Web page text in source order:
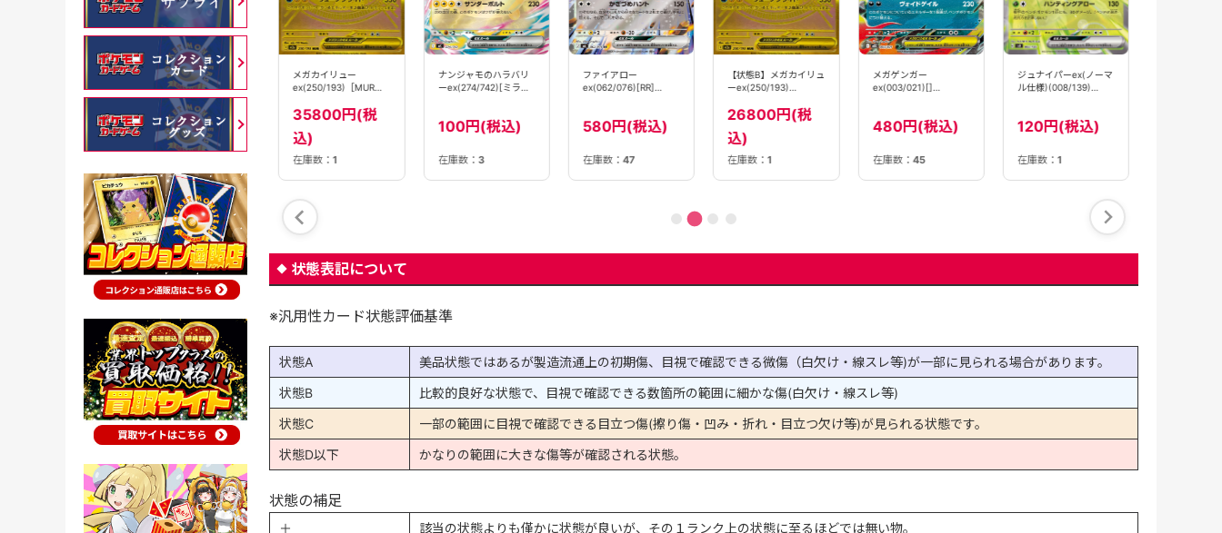
9980円(税込)
コイン『メガディアン
シーex(スターターセッ
80円(税込)
メガカイリュー
ex(250/193)［MUR］
35800円(税
込)
在庫数： 1
ナンジャモのハラバリ
ーex(274/742)[ミラー
100円(税込)
在庫数： 3
ファイアロー
ex(062/076)[RR]
580円(税込)
在庫数： 47
【状態B】メガカイリュ
ーex(250/193)
26800円(税
込)
在庫数： 1
メガゲンガー
ex(003/021)[]
480円(税込)
在庫数： 45
ジュナイパーex(ノーマ
ル仕様)(008/139)
120円(税込)
在庫数： 1
状態表記について
※汎用性カード状態評価基準
状態A
美品状態ではあるが製造流通上の初期傷、目視で確認できる微傷（白欠け・線スレ等)が一部に見られる場合があります。
状態B
比較的良好な状態で、目視で確認できる数箇所の範囲に細かな傷(白欠け・線スレ等)
状態C
一部の範囲に目視で確認できる目立つ傷(擦り傷・凹み・折れ・目立つ欠け等)が見られる状態です。
状態D以下
かなりの範囲に大きな傷等が確認される状態。
状態の補足
＋
該当の状態よりも僅かに状態が良いが、その１ランク上の状態に至るほどでは無い物。